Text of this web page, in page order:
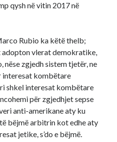
qysh në vitin 2017 në
Rubio ka këtë thelb;
adopton vlerat demokratike,
nëse zgjedh sistem tjetër, ne
interesat kombëtare
shkel interesat kombëtare
për zgjedhjet sepse
anti-amerikane aty ku
bëjmë arbitrin kot edhe aty
jetike, s’do e bëjmë.